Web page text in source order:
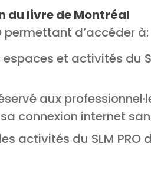
du livre de Montréal
permettant d’accéder à:
espaces et activités du
aux
connexion internet
activités du SLM PRO